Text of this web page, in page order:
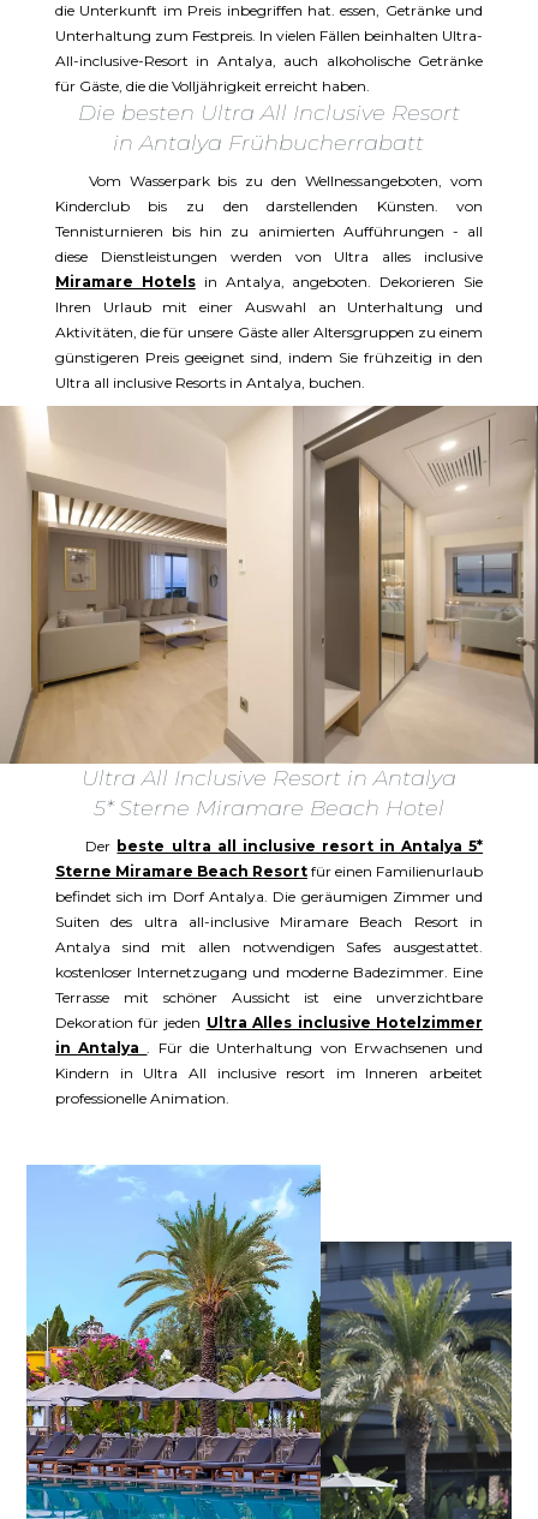
die Unterkunft im Preis inbegriffen hat. essen, Getränke und
Unterhaltung zum Festpreis. In vielen Fällen beinhalten Ultra-
All-inclusive-Resort in Antalya, auch alkoholische Getränke
für Gäste, die die Volljährigkeit erreicht haben.
Die besten Ultra All Inclusive Resort
in Antalya Frühbucherrabatt
Vom Wasserpark bis zu den Wellnessangeboten, vom
Kinderclub bis zu den darstellenden Künsten. von
Tennisturnieren bis hin zu animierten Aufführungen - all
diese Dienstleistungen werden von Ultra alles inclusive
Miramare Hotelsin Antalya, angeboten. Dekorieren Sie
Ihren Urlaub mit einer Auswahl an Unterhaltung und
Aktivitäten, die für unsere Gäste aller Altersgruppen zu einem
günstigeren Preis geeignet sind, indem Sie frühzeitig in den
Ultra all inclusive Resorts in Antalya, buchen.
Ultra All Inclusive Resort in Antalya
5* Sterne Miramare Beach Hotel
Der beste ultra all inclusive resort in Antalya 5*
Sterne Miramare Beach Resort für einen Familienurlaub
befindet sich im Dorf Antalya. Die geräumigen Zimmer und
Suiten des ultra all-inclusive Miramare Beach Resort in
Antalya sind mit allen notwendigen Safes ausgestattet.
kostenloser Internetzugang und moderne Badezimmer. Eine
Terrasse mit schöner Aussicht ist eine unverzichtbare
Dekoration für jeden Ultra Alles inclusive Hotelzimmer
in Antalya
. Für die Unterhaltung von Erwachsenen und
Kindern in Ultra All inclusive resort im Inneren arbeitet
professionelle Animation.